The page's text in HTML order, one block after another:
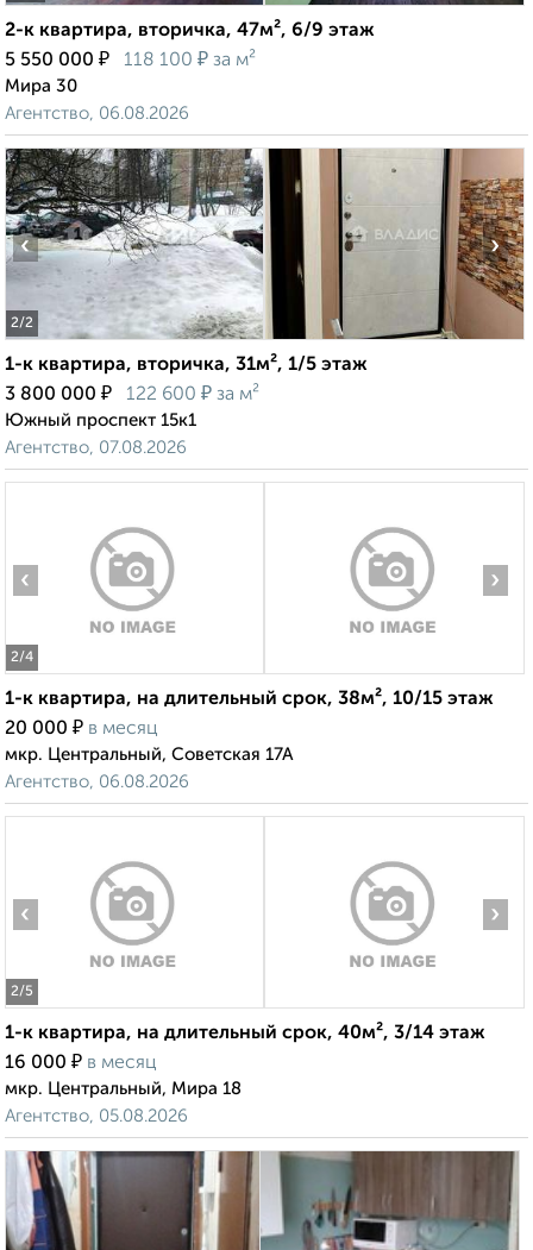
2-к квартира, вторичка, 47м², 6/9 этаж
5 550 000 ₽ 118 100 ₽ за м²
Мира 30
Агентство, 06.08.2026
2/2
‹ ›
1-к квартира, вторичка, 31м², 1/5 этаж
3 800 000 ₽ 122 600 ₽ за м²
Южный проспект 15к1
Агентство, 07.08.2026
2/4
‹ ›
1-к квартира, на длительный срок, 38м², 10/15 этаж
20 000 ₽ в месяц
мкр. Центральный, Советская 17А
Агентство, 06.08.2026
2/5
‹ ›
1-к квартира, на длительный срок, 40м², 3/14 этаж
16 000 ₽ в месяц
мкр. Центральный, Мира 18
Агентство, 05.08.2026